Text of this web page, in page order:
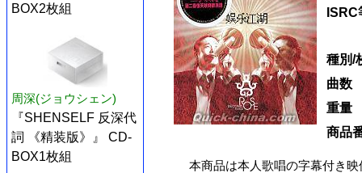
BOX2枚組
周深(ジョウシェン)
『SHENSELF 反深代
詞 《精装版》』 CD-
BOX1枚組
ISRC
種別/
曲数
重量
商品
本商品は本人歌唱の字幕付き